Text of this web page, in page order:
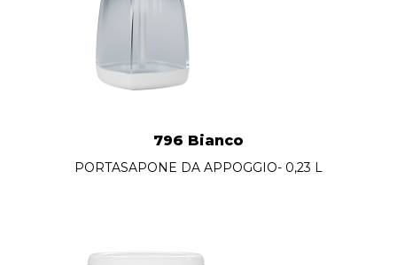
796 Bianco
PORTASAPONE DA APPOGGIO- 0,23 L